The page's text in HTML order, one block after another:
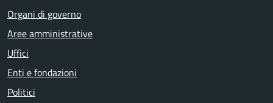
Organi di governo
Aree amministrative
Uffici
Enti e fondazioni
Politici